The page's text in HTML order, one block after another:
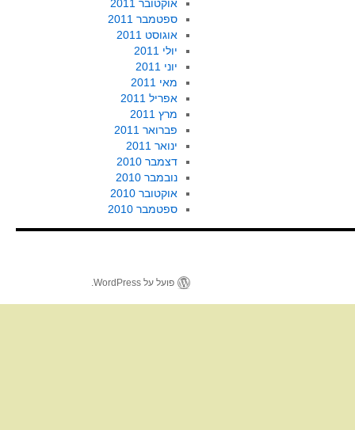
אוקטובר 2011
ספטמבר 2011
אוגוסט 2011
יולי 2011
יוני 2011
מאי 2011
אפריל 2011
מרץ 2011
פברואר 2011
ינואר 2011
דצמבר 2010
נובמבר 2010
אוקטובר 2010
ספטמבר 2010
פועל על WordPress.